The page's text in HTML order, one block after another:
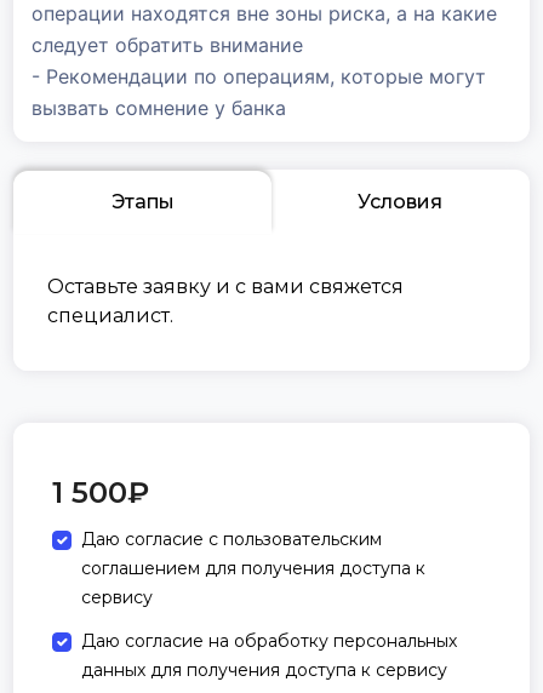
операции находятся вне зоны риска, а на какие
следует обратить внимание
- Рекомендации по операциям, которые могут
вызвать сомнение у банка
Этапы Условия
Оставьте заявку и с вами свяжется
специалист.
1 500₽
Даю согласие с пользовательским
соглашением для получения доступа к
сервису
Даю согласие на обработку персональных
данных для получения доступа к сервису